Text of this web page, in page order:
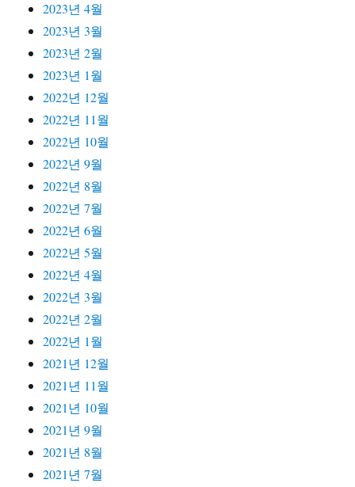
2023년 4월
2023년 3월
2023년 2월
2023년 1월
2022년 12월
2022년 11월
2022년 10월
2022년 9월
2022년 8월
2022년 7월
2022년 6월
2022년 5월
2022년 4월
2022년 3월
2022년 2월
2022년 1월
2021년 12월
2021년 11월
2021년 10월
2021년 9월
2021년 8월
2021년 7월